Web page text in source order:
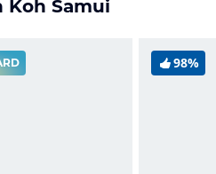
Koh Samui
98%